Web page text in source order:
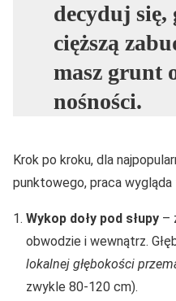
decyduj się,
cięższą
masz grunt
nośności.
Krok po kroku, dla
punktowego, praca wygląda
Wykop doły pod słupy –
obwodzie i wewnątrz.
lokalnej głębokości
zwykle 80-120 cm).